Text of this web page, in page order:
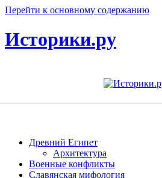
Перейти к основному содержанию
Историки.ру
Древний Египет
Архитектура
Военные конфликты
Славянская мифология